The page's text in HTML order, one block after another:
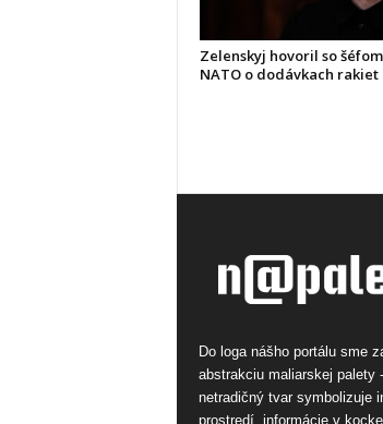
Zelenskyj hovoril so šéfom
NATO o dodávkach rakiet
Do loga nášho portálu sme
abstrakciu maliarskej palety
netradičný tvar symbolizuje
prostredí, informácie v